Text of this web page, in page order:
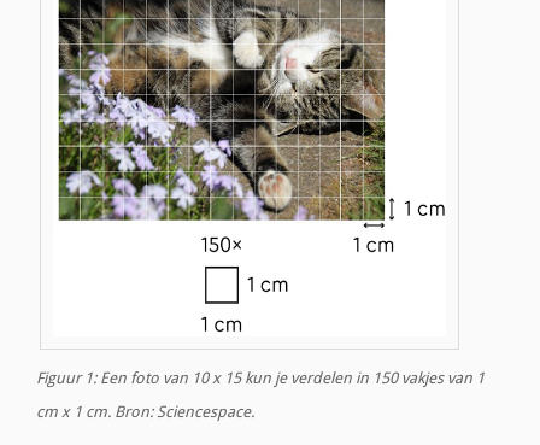
Figuur 1: Een foto van 10 x 15 kun je verdelen in 150 vakjes van 1
cm x 1 cm. Bron: Sciencespace.